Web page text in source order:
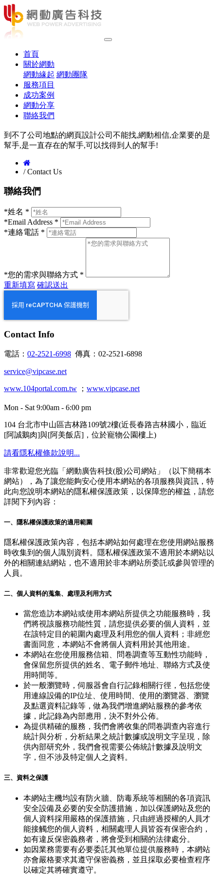
首頁(current)
關於網動
網動緣起 網動團隊
服務項目
成功案例
網動分享
聯絡我們
到不了公司地點的網頁設計公司不能找,網動相信,企業要的是
幫手,是一直存在的幫手,可以找得到人的幫手!
/ Contact Us
聯絡我們
*姓名 *
*Email Address *
*連絡電話 *
*您的需求與聯絡方式 *
重新填寫 確認送出
Contact Info
電話： 02-2521-6998 傳真：02-2521-6898
service@vipcase.net
www.104portal.com.tw ； www.vipcase.net
Mon - Sat 9:00am - 6:00 pm
104 台北市中山區吉林路109號2樓(近長春路吉林國小，臨近
[阿誠鵝肉]與[阿美飯店]，位於寵物公園樓上)
請看隱私權條款說明...
非常歡迎您光臨「網動廣告科技(股)公司網站」（以下簡稱本
網站），為了讓您能夠安心使用本網站的各項服務與資訊，特
此向您說明本網站的隱私權保護政策，以保障您的權益，請您
詳閱下列內容：
一、隱私權保護政策的適用範圍
隱私權保護政策內容，包括本網站如何處理在您使用網站服務
時收集到的個人識別資料。隱私權保護政策不適用於本網站以
外的相關連結網站，也不適用於非本網站所委託或參與管理的
人員。
二、個人資料的蒐集、處理及利用方式
當您造訪本網站或使用本網站所提供之功能服務時，我
們將視該服務功能性質，請您提供必要的個人資料，並
在該特定目的範圍內處理及利用您的個人資料；非經您
書面同意，本網站不會將個人資料用於其他用途。
本網站在您使用服務信箱、問卷調查等互動性功能時，
會保留您所提供的姓名、電子郵件地址、聯絡方式及使
用時間等。
於一般瀏覽時，伺服器會自行記錄相關行徑，包括您使
用連線設備的IP位址、使用時間、使用的瀏覽器、瀏覽
及點選資料記錄等，做為我們增進網站服務的參考依
據，此記錄為內部應用，決不對外公佈。
為提供精確的服務，我們會將收集的問卷調查內容進行
統計與分析，分析結果之統計數據或說明文字呈現，除
供內部研究外，我們會視需要公佈統計數據及說明文
字，但不涉及特定個人之資料。
三、資料之保護
本網站主機均設有防火牆、防毒系統等相關的各項資訊
安全設備及必要的安全防護措施，加以保護網站及您的
個人資料採用嚴格的保護措施，只由經過授權的人員才
能接觸您的個人資料，相關處理人員皆簽有保密合約，
如有違反保密義務者，將會受到相關的法律處分。
如因業務需要有必要委託其他單位提供服務時，本網站
亦會嚴格要求其遵守保密義務，並且採取必要檢查程序
以確定其將確實遵守。